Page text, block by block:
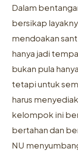
Dalam
bersikap
mendoakan
hanya jadi
bukan pula
tetapi untuk
harus
kelompok ini
bertahan dan
NU